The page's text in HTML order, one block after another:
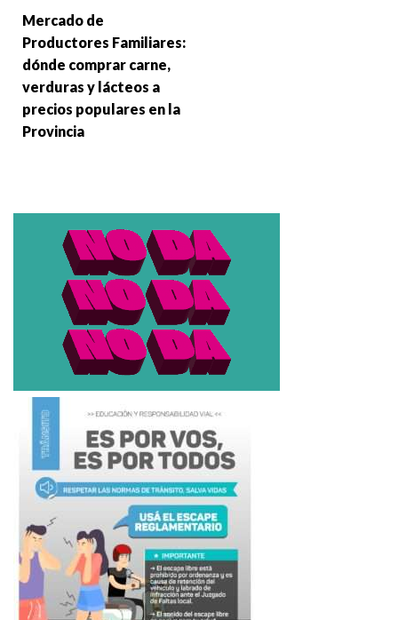
Mercado de
Productores Familiares:
dónde comprar carne,
verduras y lácteos a
precios populares en la
Provincia